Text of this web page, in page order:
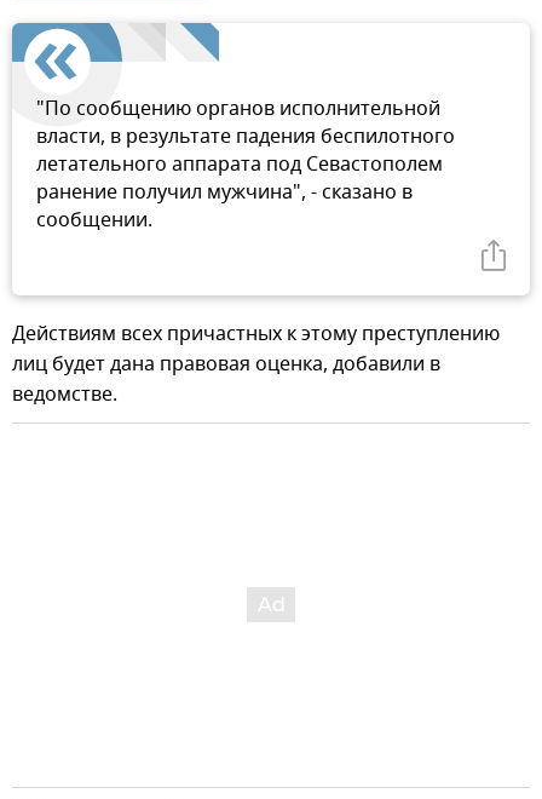
"По сообщению органов исполнительной
власти, в результате падения беспилотного
летательного аппарата под Севастополем
ранение получил мужчина", - сказано в
сообщении.
Действиям всех причастных к этому преступлению
лиц будет дана правовая оценка, добавили в
ведомстве.